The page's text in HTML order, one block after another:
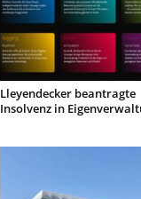
Lleyendecker beantragte
Insolvenz in